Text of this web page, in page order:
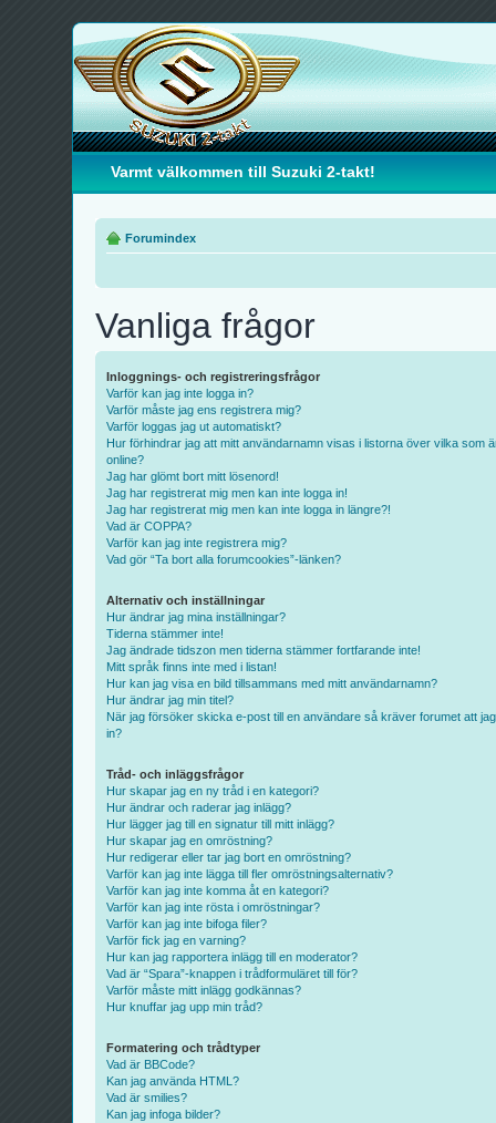
Varmt välkommen till Suzuki 2-takt!
Forumindex
Vanliga frågor
Inloggnings- och registreringsfrågor
Varför kan jag inte logga in?
Varför måste jag ens registrera mig?
Varför loggas jag ut automatiskt?
Hur förhindrar jag att mitt användarnamn visas i listorna över vilka som
online?
Jag har glömt bort mitt lösenord!
Jag har registrerat mig men kan inte logga in!
Jag har registrerat mig men kan inte logga in längre?!
Vad är COPPA?
Varför kan jag inte registrera mig?
Vad gör “Ta bort alla forumcookies”-länken?
Alternativ och inställningar
Hur ändrar jag mina inställningar?
Tiderna stämmer inte!
Jag ändrade tidszon men tiderna stämmer fortfarande inte!
Mitt språk finns inte med i listan!
Hur kan jag visa en bild tillsammans med mitt användarnamn?
Hur ändrar jag min titel?
När jag försöker skicka e-post till en användare så kräver forumet att
in?
Tråd- och inläggsfrågor
Hur skapar jag en ny tråd i en kategori?
Hur ändrar och raderar jag inlägg?
Hur lägger jag till en signatur till mitt inlägg?
Hur skapar jag en omröstning?
Hur redigerar eller tar jag bort en omröstning?
Varför kan jag inte lägga till fler omröstningsalternativ?
Varför kan jag inte komma åt en kategori?
Varför kan jag inte rösta i omröstningar?
Varför kan jag inte bifoga filer?
Varför fick jag en varning?
Hur kan jag rapportera inlägg till en moderator?
Vad är “Spara”-knappen i trådformuläret till för?
Varför måste mitt inlägg godkännas?
Hur knuffar jag upp min tråd?
Formatering och trådtyper
Vad är BBCode?
Kan jag använda HTML?
Vad är smilies?
Kan jag infoga bilder?